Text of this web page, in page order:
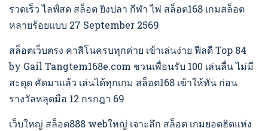
รวดเร็ว ไลฟ์สด สล็อต ยิงปลา กีฬา ไพ่ สล็อต168 เกมสล็อต
หลายร้อยแบบ 27 September 2569
สล็อตเว็บตรง คาสิโนครบทุกค่าย เข้าเล่นง่าย ฟีลดี Top 84
by Gail Tangtem168e.com ชวนเพื่อนรับ 100 เล่นลื่น ไม่มี
สะดุด คัดมาแล้ว เล่นได้ทุกเกม สล็อต168 เข้าให้ทัน ก่อน
รางวัลหลุดมือ 12 กรกฎา 69
เว็บใหญ่ สล็อต888 webใหญ่ เจาะลึก สล็อต เกมยอดฮิตแห่ง